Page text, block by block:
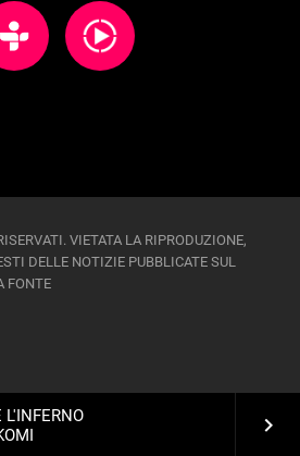
L'INFERNO
keyboard_arrow_right
VIETATA LA RIPRODUZIONE,
DELLE NOTIZIE PUBBLICATE SUL
FONTE